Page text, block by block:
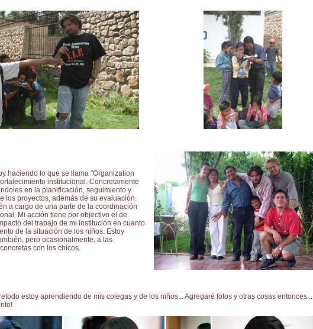
haciendo lo que se llama "Organization
institucional. Concretamente
en la planificación, seguimiento y
los proyectos, además de su evaluación.
a cargo de una parte de la coordinación
Mi acción tiene por objectivo el de
del trabajo de mi institución en cuanto
de la situación de los niños. Estoy
pero ocasionalmente, a las
con los chicos.
estoy aprendiendo de mis colegas y de los niños... Agregaré fotos y otras cosas entonces...